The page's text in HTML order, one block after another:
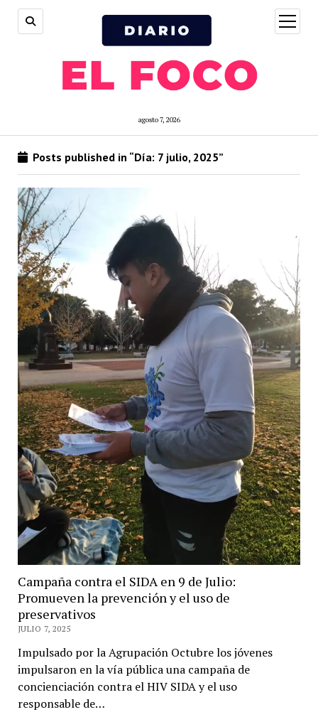
agosto 7, 2026
open
menu
Posts published in “Día: 7 julio, 2025”
Campaña contra el SIDA en 9 de Julio:
Promueven la prevención y el uso de
preservativos
JULIO 7, 2025
Impulsado por la Agrupación Octubre los jóvenes
impulsaron en la vía pública una campaña de
concienciación contra el HIV SIDA y el uso
responsable de…